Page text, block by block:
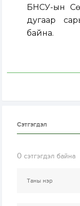
БНСУ-ын
дугаар
байна.
Сэтгэгдэл
0 сэтгэгдэл байна